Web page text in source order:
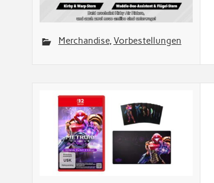
Merchandise, Vorbestellungen